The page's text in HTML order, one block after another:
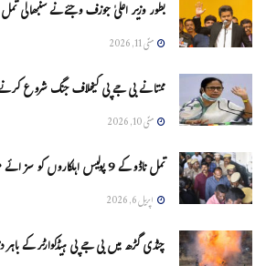
بطور وزیر اعلیٰ جوزف وجئے نے سنبھالی
مئی 11, 2026
ممتا نے بی جے پی کیخلاف جنگ شروع کرنے
مئی 10, 2026
تمل ناڈو کے 9 پولیس اہلکاروں کو سزائے موت
اپریل 6, 2026
چنڈی گڑھ میں بی جے پی ہیڈکوارٹر کے باہر